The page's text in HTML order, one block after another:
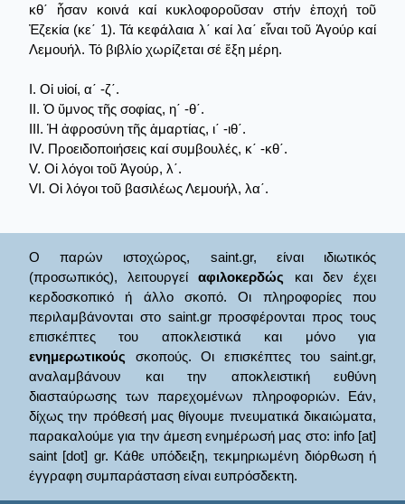
κθ΄ ἦσαν κοινά καί κυκλοφοροῦσαν στήν ἐποχή τοῦ
Ἐζεκία (κε΄ 1). Τά κεφάλαια λ΄ καί λα΄ εἶναι τοῦ Ἀγούρ καί
Λεμουήλ. Τό βιβλίο χωρίζεται σέ ἕξη μέρη.
I. Οἱ υἱοί, α΄ -ζ΄.
II. Ὁ ὕμνος τῆς σοφίας, η΄ -θ΄.
III. Ἡ ἀφροσύνη τῆς ἁμαρτίας, ι΄ -ιθ΄.
IV. Προειδοποιήσεις καί συμβουλές, κ΄ -κθ΄.
V. Οἱ λόγοι τοῦ Ἀγούρ, λ΄.
VI. Οἱ λόγοι τοῦ βασιλέως Λεμουήλ, λα΄.
Ο παρών ιστοχώρος, saint.gr, είναι ιδιωτικός
(προσωπικός), λειτουργείαφιλοκερδώς και δεν έχει
κερδοσκοπικό ή άλλο σκοπό. Οι πληροφορίες που
περιλαμβάνονται στο saint.gr προσφέρονται προς τους
επισκέπτες του αποκλειστικά και μόνο για
ενημερωτικούς σκοπούς. Οι επισκέπτες του saint.gr,
αναλαμβάνουν και την αποκλειστική ευθύνη
διασταύρωσης των παρεχομένων πληροφοριών. Εάν,
δίχως την πρόθεσή μας θίγουμε πνευματικά δικαιώματα,
παρακαλούμε για την άμεση ενημέρωσή μας στο: info [at]
saint [dot] gr. Κάθε υπόδειξη, τεκμηριωμένη διόρθωση ή
έγγραφη συμπαράσταση είναι ευπρόσδεκτη.